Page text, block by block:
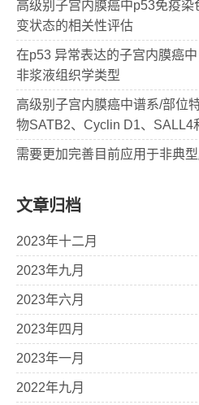
高级别子宫内膜癌中p53免疫
变状态的相关性评估
在p53 异常表达的子宫内膜癌
非浆液组织学类型
高级别子宫内膜癌中谱系/部位
物SATB2、Cyclin D1、SALL4
需要更加完善目前应用于非典
文章归档
2023年十二月
2023年九月
2023年六月
2023年四月
2023年一月
2022年九月